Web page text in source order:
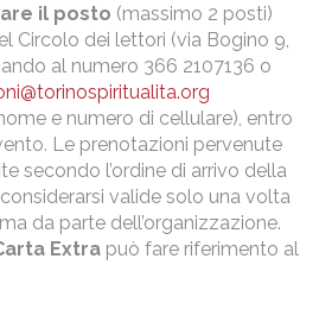
il posto (massimo 2 posti)
Circolo dei lettori (via Bogino 9,
al numero 366 2107136 o
e numero di cellulare), entro
Le prenotazioni pervenute
secondo l’ordine di arrivo della
valide solo una volta
da parte dell’organizzazione.
Extra può fare riferimento al